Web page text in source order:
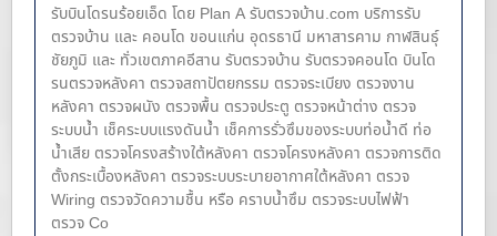
รับบินโดรนร้อยเอ็ด โดย Plan A รับตรวจบ้าน.com บริการรับ
ตรวจบ้าน และ คอนโด ขอนแก่น อุดรธานี มหาสารคาม กาฬสินธุ์
ชัยภูมิ และ ทั่วเขตภาคอีสาน รับตรวจบ้าน รับตรวจคอนโด บินโด
รนตรวจหลังคา ตรวจสถาปัตยกรรม ตรวจระเบียง ตรวจงาน
หลังคา ตรวจผนัง ตรวจพื้น ตรวจประตู ตรวจหน้าต่าง​ ตรวจ
ระบบน้ำ เช็คระบบแรงดันน้ำ เช็คการรั่วซึมของระบบท่อน้ำ​ดี ท่อ
น้ำ​เสีย ตรวจโครงสร้างใต้หลังคา ตรวจโครงหลังคา ตรวจการติด
ตั้งกระเบื้องหลังคา ตรวจระบบระบายอากาศใต้หลังคา ตรวจ
Wiring ตรวจวัดความชื้น หรือ คราบน้ำซึม ตรวจระบบไฟฟ้า
ตรวจ Co